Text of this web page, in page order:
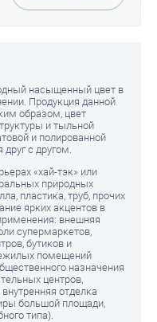
насыщенный цвет в
Продукция данной
образом, цвет
и тыльной
и полированной
с другом.
«хай-тэк» или
природных
пластика, труб, прочих
ярких акцентов в
внешняя
супермаркетов,
бутиков и
помещений
назначения
центров,
отделка
большой площади,
типа).